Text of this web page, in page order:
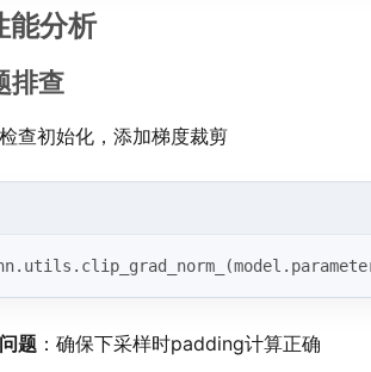
能分析
排查
查初始化，添加梯度裁剪
题 ：确保下采样时padding计算正确